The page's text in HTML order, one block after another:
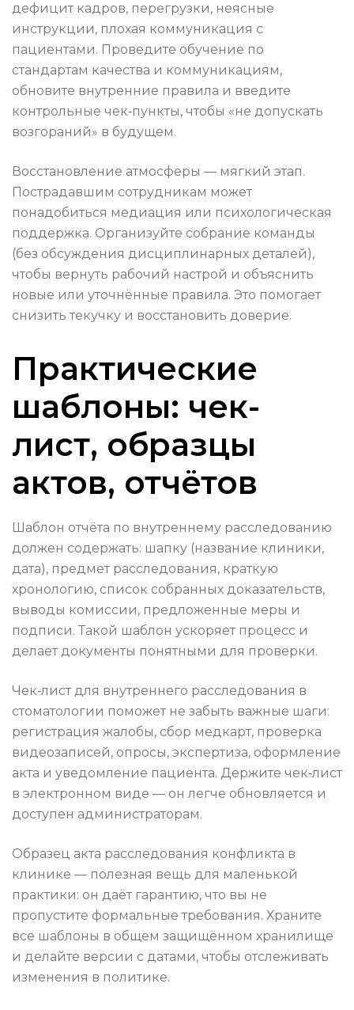
дефицит кадров, перегрузки, неясные
инструкции, плохая коммуникация с
пациентами. Проведите обучение по
стандартам качества и коммуникациям,
обновите внутренние правила и введите
контрольные чек‑пункты, чтобы «не допускать
возгораний» в будущем.
Восстановление атмосферы — мягкий этап.
Пострадавшим сотрудникам может
понадобиться медиация или психологическая
поддержка. Организуйте собрание команды
(без обсуждения дисциплинарных деталей),
чтобы вернуть рабочий настрой и объяснить
новые или уточнённые правила. Это помогает
снизить текучку и восстановить доверие.
Практические
шаблоны: чек-
лист, образцы
актов, отчётов
Шаблон отчёта по внутреннему расследованию
должен содержать: шапку (название клиники,
дата), предмет расследования, краткую
хронологию, список собранных доказательств,
выводы комиссии, предложенные меры и
подписи. Такой шаблон ускоряет процесс и
делает документы понятными для проверки.
Чек‑лист для внутреннего расследования в
стоматологии поможет не забыть важные шаги:
регистрация жалобы, сбор медкарт, проверка
видеозаписей, опросы, экспертиза, оформление
акта и уведомление пациента. Держите чек‑лист
в электронном виде — он легче обновляется и
доступен администраторам.
Образец акта расследования конфликта в
клинике — полезная вещь для маленькой
практики: он даёт гарантию, что вы не
пропустите формальные требования. Храните
все шаблоны в общем защищённом хранилище
и делайте версии с датами, чтобы отслеживать
изменения в политике.